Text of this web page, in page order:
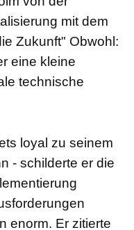
mit dem
Zukunft" Obwohl:
eine kleine
technische
loyal zu seinem
- schilderte er die
enorm. Er zitierte